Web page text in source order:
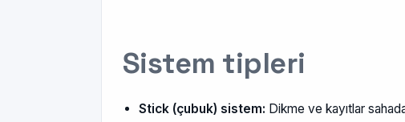
Sistem tipleri
Stick (çubuk) sistem: Dikme ve kayıtlar